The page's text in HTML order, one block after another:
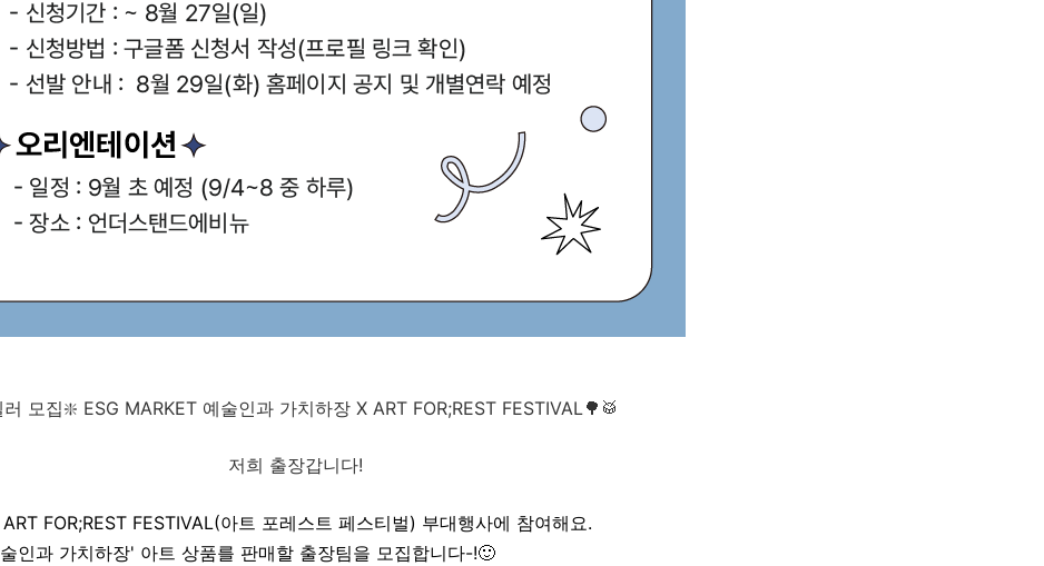
모집❇️ ESG MARKET 예술인과 가치하장 X ART FOR;REST FESTIVAL🌳🥁
저희 출장갑니다!
FOR;REST FESTIVAL(아트 포레스트 페스티벌) 부대행사에 참여해요.
인과 가치하장' 아트 상품를 판매할 출장팀을 모집합니다-!🙂